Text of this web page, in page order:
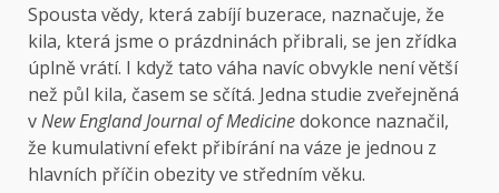
Spousta vědy, která zabíjí buzerace, naznačuje, že
kila, která jsme o prázdninách přibrali, se jen zřídka
úplně vrátí. I když tato váha navíc obvykle není větší
než půl kila, časem se sčítá. Jedna studie zveřejněná
vNew England Journal of Medicinedokonce naznačil,
že kumulativní efekt přibírání na váze je jednou z
hlavních příčin obezity ve středním věku.